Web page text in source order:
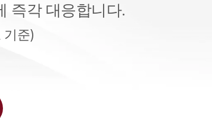
즉각 대응합니다.
기준)